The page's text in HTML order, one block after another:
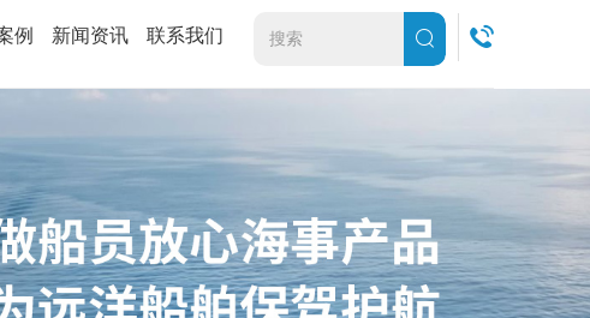
例 新闻资讯 联系我们